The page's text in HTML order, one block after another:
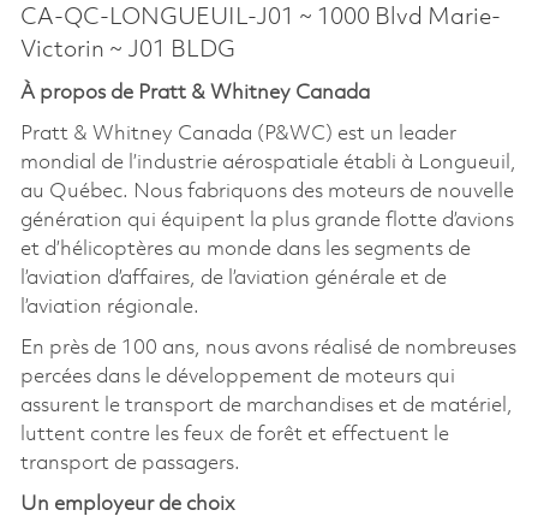
CA-QC-LONGUEUIL-J01 ~ 1000 Blvd Marie-
Victorin ~ J01 BLDG
À propos de Pratt & Whitney Canada
Pratt & Whitney Canada (P&WC) est un leader
mondial de l’industrie aérospatiale établi à Longueuil,
au Québec. Nous fabriquons des moteurs de nouvelle
génération qui équipent la plus grande flotte d’avions
et d’hélicoptères au monde dans les segments de
l’aviation d’affaires, de l’aviation générale et de
l’aviation régionale.
En près de 100 ans, nous avons réalisé de nombreuses
percées dans le développement de moteurs qui
assurent le transport de marchandises et de matériel,
luttent contre les feux de forêt et effectuent le
transport de passagers.
Un employeur de choix